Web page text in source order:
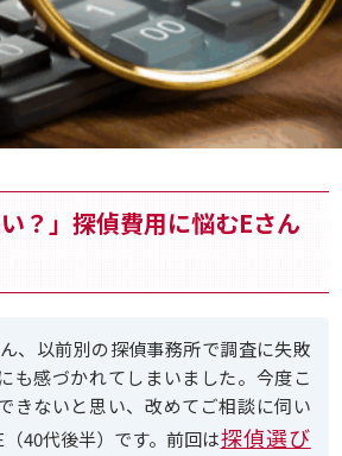
？」探偵費用に悩むEさん
、以前別の探偵事務所で調査に失敗
も感づかれてしまいました。今度こ
きないと思い、改めてご相談に伺い
（40代後半）です。前回は探偵選び